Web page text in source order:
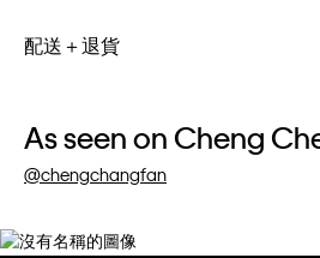
配送＋退貨
As seen on Cheng
@chengchangfan